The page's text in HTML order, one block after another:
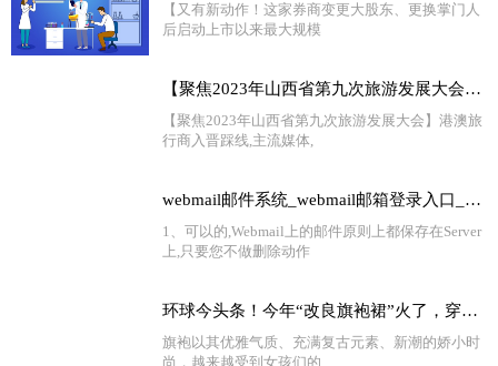
【又有新动作！这家券商变更大股东、更换掌门人
后启动上市以来最大规模
【聚焦2023年山西省第九次旅游发展大会】港澳旅行商入晋踩线
【聚焦2023年山西省第九次旅游发展大会】港澳旅
行商入晋踩线,主流媒体,
webmail邮件系统_webmail邮箱登录入口_世界独家
1、可以的,Webmail上的邮件原则上都保存在Server
上,只要您不做删除动作
环球今头条！今年“改良旗袍裙”火了，穿上身高雅时尚，老少皆宜，很女神范儿
旗袍以其优雅气质、充满复古元素、新潮的娇小时
尚，越来越受到女孩们的